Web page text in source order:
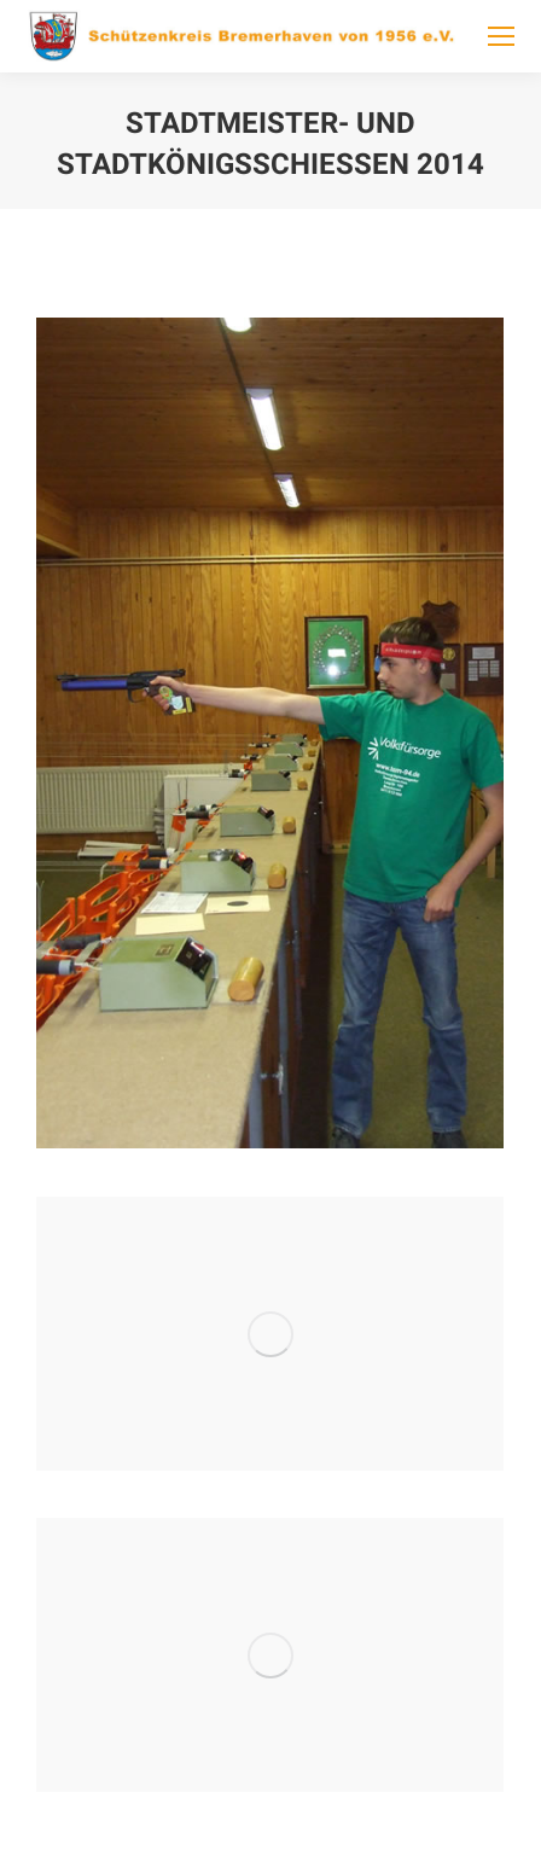
STADTMEISTER- UND
STADTKÖNIGSSCHIESSEN 2014